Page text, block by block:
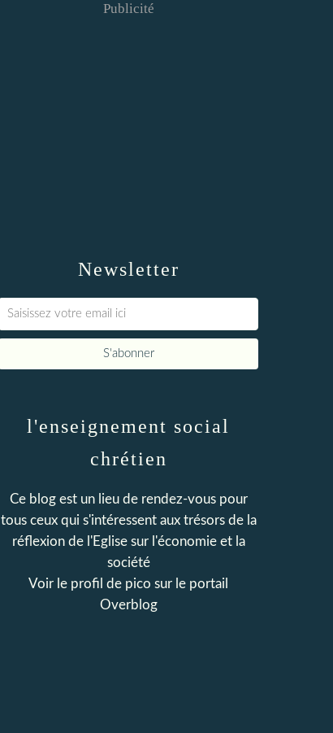
Newsletter
Publicité
l'enseignement social
chrétien
Ce blog est un lieu de rendez-vous pour
tous ceux qui s'intéressent aux trésors de la
réflexion de l'Eglise sur l'économie et la
société
Voir le profil de pico sur le portail
Overblog